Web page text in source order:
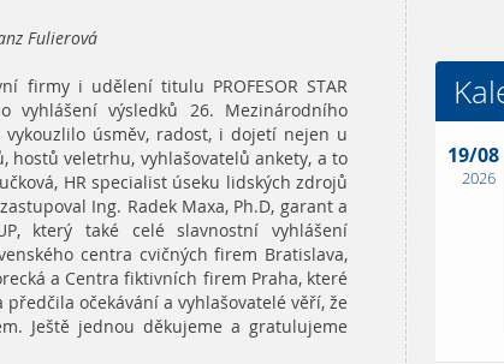
Fulierová
firmy i udělení titulu PROFESOR STAR
vyhlášení výsledků 26. Mezinárodního
úsměv, radost, i dojetí nejen u
veletrhu, vyhlašovatelů ankety, a to
HR specialist úseku lidských zdrojů
Ing. Radek Maxa, Ph.D, garant a
který také celé slavnostní vyhlášení
centra cvičných firem Bratislava,
a Centra fiktivních firem Praha, které
očekávání a vyhlašovatelé věří, že
Ještě jednou děkujeme a gratulujeme
19/08
2026